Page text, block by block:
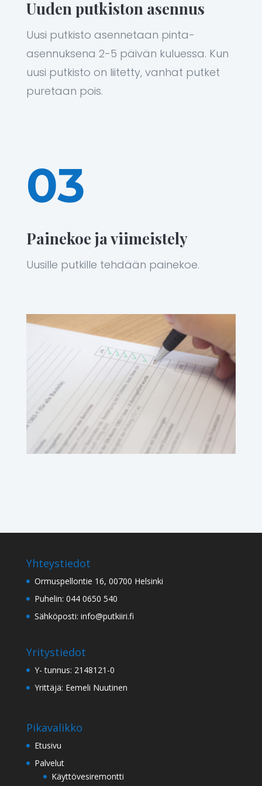
Uuden putkiston asennus
Uusi putkisto asennetaan pinta-
asennuksena 2-5 päivän kuluessa. Kun
uusi putkisto on liitetty, vanhat putket
puretaan pois.
03
Painekoe ja viimeistely
Uusille putkille tehdään painekoe.
Yhteystiedot
Ormuspellontie 16, 00700 Helsinki
Puhelin: 044 0650 540
Sähköposti: info@putkiiri.fi
Yritystiedot
Y- tunnus: 2148121-0
Yrittäjä: Eemeli Nuutinen
Pikavalikko
Etusivu
Palvelut
Käyttövesiremontti